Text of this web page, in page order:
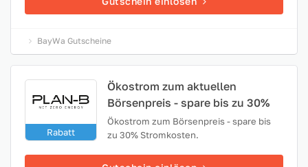
BayWa Gutscheine
Rabatt
Ökostrom zum aktuellen
Börsenpreis - spare bis zu 30%
Ökostrom zum Börsenpreis - spare bis
zu 30% Stromkosten.